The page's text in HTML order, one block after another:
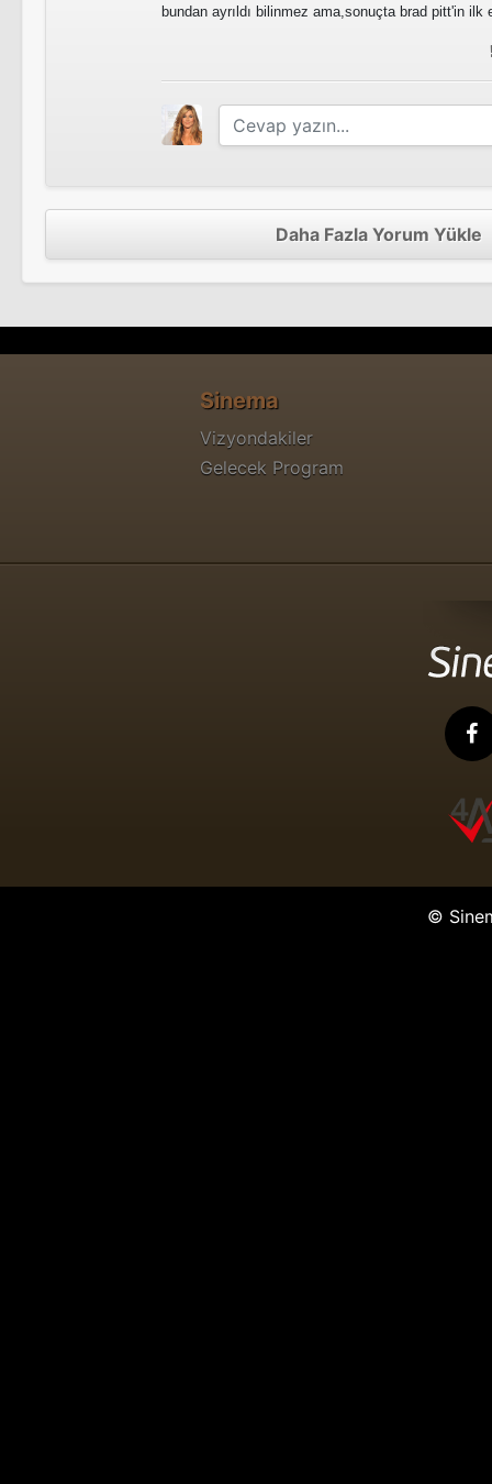
bundan ayrıldı bilinmez ama,sonuçta brad pitt'in
Daha Fazla Yorum Yükle
Sinema
Vizyondakiler
Gelecek Program
©